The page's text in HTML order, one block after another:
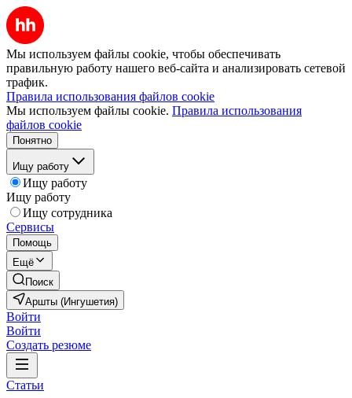
Мы используем файлы cookie, чтобы обеспечивать
правильную работу нашего веб-сайта и анализировать сетевой
трафик.
Правила использования файлов cookie
Мы используем файлы cookie. Правила использования
файлов cookie
Понятно
Ищу работу
Ищу работу
Ищу работу
Ищу сотрудника
Сервисы
Помощь
Ещё
Поиск
Аршты (Ингушетия)
Войти
Войти
Создать резюме
Статьи